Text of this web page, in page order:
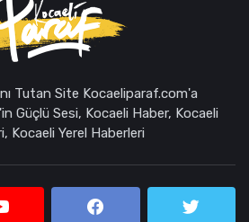
Tutan Site Kocaeliparaf.com'a
Güçlü Sesi, Kocaeli Haber, Kocaeli
Kocaeli Yerel Haberleri